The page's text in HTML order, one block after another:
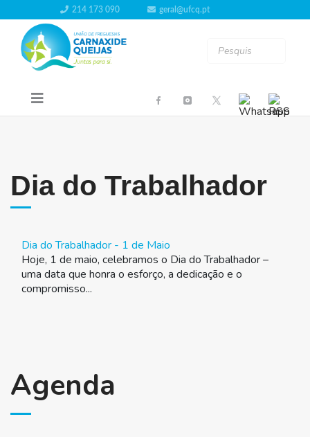
214 173 090 geral@ufcq.pt
Dia do Trabalhador
Dia do Trabalhador - 1 de Maio
Hoje, 1 de maio, celebramos o Dia do Trabalhador –
uma data que honra o esforço, a dedicação e o
compromisso...
Agenda